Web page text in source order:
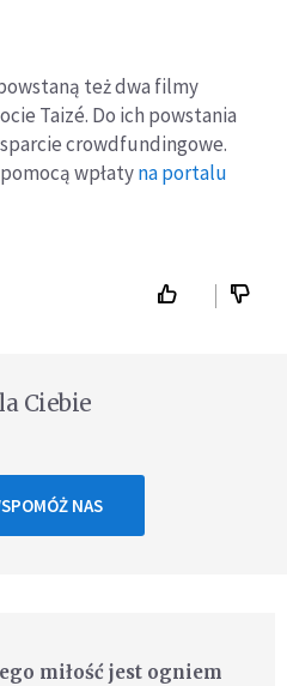
też dwa filmy
Taizé. Do ich powstania
crowdfundingowe.
wpłatyna portalu
Ciebie
NAS
miłość jest ogniem